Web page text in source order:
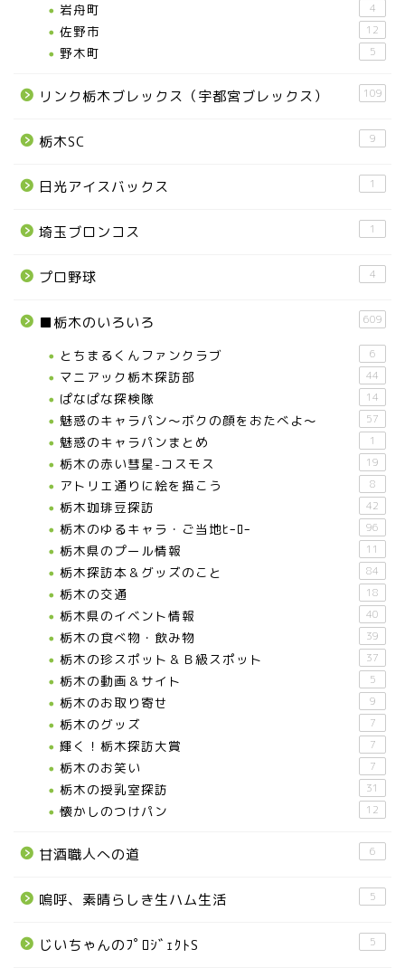
岩舟町 4
佐野市 12
野木町 5
リンク栃木ブレックス（宇都宮ブレックス） 109
栃木SC 9
日光アイスバックス 1
埼玉ブロンコス 1
プロ野球 4
■栃木のいろいろ 609
とちまるくんファンクラブ 6
マニアック栃木探訪部 44
ぱなぱな探検隊 14
魅惑のキャラパン～ボクの顔をおたべよ～ 57
魅惑のキャラパンまとめ 1
栃木の赤い彗星-コスモス 19
アトリエ通りに絵を描こう 8
栃木珈琲豆探訪 42
栃木のゆるキャラ・ご当地ﾋｰﾛｰ 96
栃木県のプール情報 11
栃木探訪本＆グッズのこと 84
栃木の交通 18
栃木県のイベント情報 40
栃木の食べ物・飲み物 39
栃木の珍スポット＆Ｂ級スポット 37
栃木の動画＆サイト 5
栃木のお取り寄せ 9
栃木のグッズ 7
輝く！栃木探訪大賞 7
栃木のお笑い 7
栃木の授乳室探訪 31
懐かしのつけパン 12
甘酒職人への道 6
嗚呼、素晴らしき生ハム生活 5
じいちゃんのﾌﾟﾛｼﾞｪｸﾄS 5